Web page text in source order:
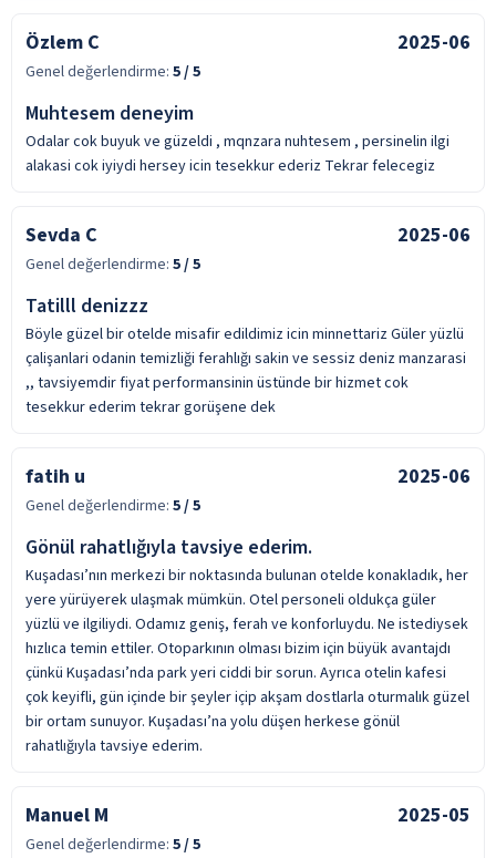
Özlem C 2025-06
Genel değerlendirme: 5/ 5
Muhtesem deneyim
Odalar cok buyuk ve güzeldi , mqnzara nuhtesem , persinelin ilgi
alakasi cok iyiydi hersey icin tesekkur ederiz Tekrar felecegiz
Sevda C 2025-06
Genel değerlendirme: 5/ 5
Tatilll denizzz
Böyle güzel bir otelde misafir edildimiz icin minnettariz Güler yüzlü
çalişanlari odanin temizliği ferahlığı sakin ve sessiz deniz manzarasi
,, tavsiyemdir fiyat performansinin üstünde bir hizmet cok
tesekkur ederim tekrar gorüşene dek
fatih u 2025-06
Genel değerlendirme: 5/ 5
Gönül rahatlığıyla tavsiye ederim.
Kuşadası’nın merkezi bir noktasında bulunan otelde konakladık, her
yere yürüyerek ulaşmak mümkün. Otel personeli oldukça güler
yüzlü ve ilgiliydi. Odamız geniş, ferah ve konforluydu. Ne istediysek
hızlıca temin ettiler. Otoparkının olması bizim için büyük avantajdı
çünkü Kuşadası’nda park yeri ciddi bir sorun. Ayrıca otelin kafesi
çok keyifli, gün içinde bir şeyler içip akşam dostlarla oturmalık güzel
bir ortam sunuyor. Kuşadası’na yolu düşen herkese gönül
rahatlığıyla tavsiye ederim.
Manuel M 2025-05
Genel değerlendirme: 5/ 5